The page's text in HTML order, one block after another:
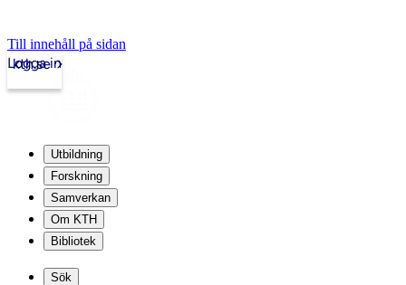
Till innehåll på sidan
kth.se
Logga in
Utbildning
Forskning
Samverkan
Om KTH
Bibliotek
Sök